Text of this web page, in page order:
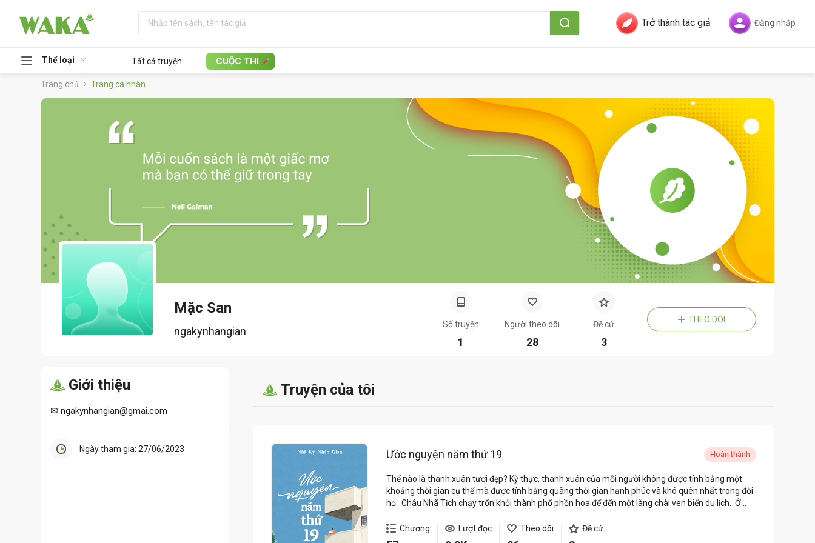
Trở thành tác giả Đăng nhập
Thể loại Tất cả truyện CUỘC THI
Trang chủ Trang cá nhân
Mặc San
ngakynhangian
Số truyện
1
Người theo dõi
28
Đề cử
3
THEO DÕI
Giới thiệu
✉ ngakynhangian@gmai.com
Ngày tham gia: 27/06/2023
Truyện của tôi
Ước nguyện năm thứ 19 Hoàn thành
Thế nào là thanh xuân tươi đẹp? Kỳ thực, thanh xuân của mỗi người không được tính bằng một
khoảng thời gian cụ thể mà được tính bằng quãng thời gian hạnh phúc và khó quên nhất trong đời
họ. Châu Nhã Tịch chạy trốn khỏi thành phố phồn hoa để đến một làng chài ven biển du lịch. Ở
niên bất hảo tên Từ Lãng. Mà chính thiếu niên này lại là người tạo ra hết thảy những ký ức tươi đẹp
nhất cho cô. Nhưng Châu Nhã Tịch không biết rằng vài tháng ngắn ngủi ở làng chài nhỏ lại biến
Chương Lượt đọc Theo dõi Đề cử